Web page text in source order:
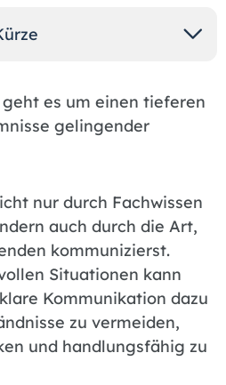
es um einen tieferen
gelingender
nur durch Fachwissen
auch durch die Art,
kommunizierst.
Situationen kann
Kommunikation dazu
zu vermeiden,
und handlungsfähig zu